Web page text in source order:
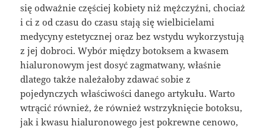
się odważnie częściej kobiety niż mężczyźni, chociaż
i ci z od czasu do czasu stają się wielbicielami
medycyny estetycznej oraz bez wstydu wykorzystują
z jej dobroci. Wybór między botoksem a kwasem
hialuronowym jest dosyć zagmatwany, właśnie
dlatego także należałoby zdawać sobie z
pojedynczych właściwości danego artykułu. Warto
wtrącić również, że również wstrzyknięcie botoksu,
jak i kwasu hialuronowego jest pokrewne cenowo,